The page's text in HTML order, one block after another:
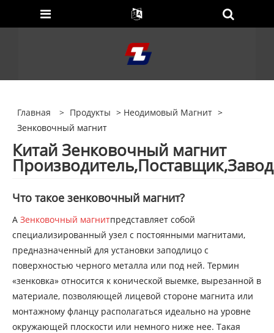
Главная > Продукты > Неодимовый Магнит >
Зенковочный магнит
Китай Зенковочный магнит
Производитель,Поставщик,Завод
Что такое зенковочный магнит?
A Зенковочный магнитпредставляет собой
специализированный узел с постоянными магнитами,
предназначенный для установки заподлицо с
поверхностью черного металла или под ней. Термин
«зенковка» относится к конической выемке, вырезанной в
материале, позволяющей лицевой стороне магнита или
монтажному фланцу располагаться идеально на уровне
окружающей плоскости или немного ниже нее. Такая